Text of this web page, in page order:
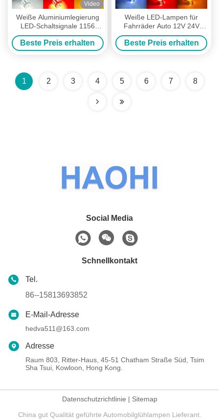
Video
Weiße Aluminiumlegierung
LED-Schaltsignale 1156
1157 T20 3030 44SMD
Rückwärtslicht 12V 24V
Beste Preis erhalten
Weiße LED-Lampen für
Fahrräder Auto 12V 24V
2835 45SMD 1156 1157 T25
3156 3157 T20 7440 7443
Canbus-Glühlampen
Beste Preis erhalten
1 2 3 4 5 6 7 8
Social Media
Schnellkontakt
Tel.
86--15813693852
E-Mail-Adresse
hedva511@163.com
Adresse
Raum 803, Ritter-Haus, 45-51 Chatham Straße Süd, Tsim
Sha Tsui, Kowloon, Hong Kong.
Datenschutzrichtlinie | Sitemap
China gut Qualität geführte Automobilglühlampen Lieferant.